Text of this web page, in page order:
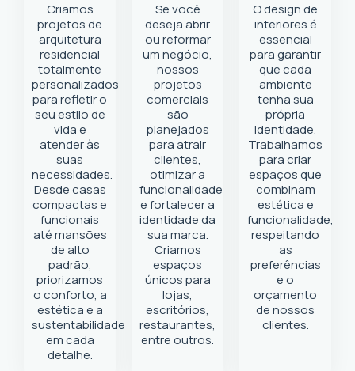
Criamos
projetos de
arquitetura
residencial
totalmente
personalizados
para refletir o
seu estilo de
vida e
atender às
suas
necessidades.
Desde casas
compactas e
funcionais
até mansões
de alto
padrão,
priorizamos
o conforto, a
estética e a
sustentabilidade
em cada
detalhe.
Se você
deseja abrir
ou reformar
um negócio,
nossos
projetos
comerciais
são
planejados
para atrair
clientes,
otimizar a
funcionalidade
e fortalecer a
identidade da
sua marca.
Criamos
espaços
únicos para
lojas,
escritórios,
restaurantes,
entre outros.
O design de
interiores é
essencial
para garantir
que cada
ambiente
tenha sua
própria
identidade.
Trabalhamos
para criar
espaços que
combinam
estética e
funcionalidade,
respeitando
as
preferências
e o
orçamento
de nossos
clientes.